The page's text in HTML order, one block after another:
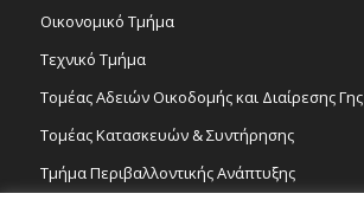
Οικονομικό Τμήμα
Τεχνικό Τμήμα
Τομέας Αδειών Οικοδομής και Διαίρεσης Γης
Τομέας Κατασκευών & Συντήρησης
Τμήμα Περιβαλλοντικής Ανάπτυξης